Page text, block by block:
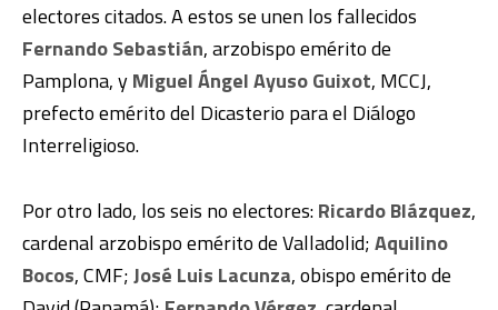
electores citados. A estos se unen los fallecidos
Fernando Sebastián, arzobispo emérito de
Pamplona, yMiguel Ángel Ayuso Guixot, MCCJ,
prefecto emérito del Dicasterio para el Diálogo
Interreligioso.
Por otro lado, los seis no electores:Ricardo Blázquez,
cardenal arzobispo emérito de Valladolid;Aquilino
Bocos, CMF;José Luis Lacunza, obispo emérito de